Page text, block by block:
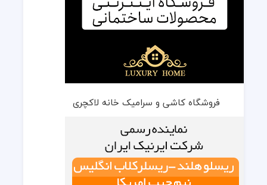
فروشگاه کاشی و سرامیک خانه لاکچری